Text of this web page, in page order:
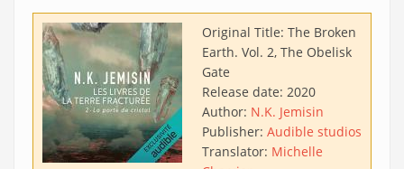
Original Title: The Broken
Earth. Vol. 2, The Obelisk
Gate
Release date: 2020
Author: N.K. Jemisin
Publisher: Audible studios
Translator: Michelle